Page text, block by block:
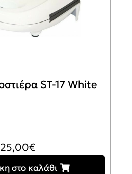
ST-17 White
25,00€
στο καλάθι